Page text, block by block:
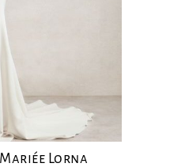
Mariée Lorna